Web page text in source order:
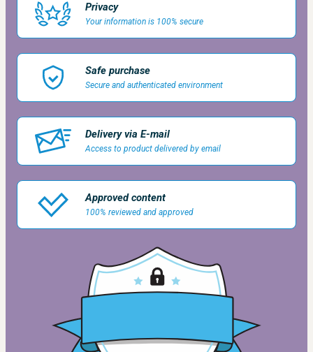
Privacy
Your information is 100% secure
Safe purchase
Secure and authenticated environment
Delivery via E-mail
Access to product delivered by email
Approved content
100% reviewed and approved